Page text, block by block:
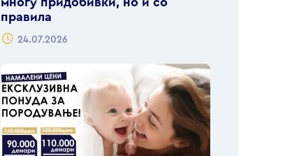
правила
24.07.2026